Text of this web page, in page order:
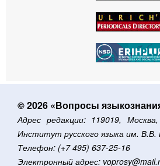
© 2026 «Вопросы
Адрес редакции: 119019,
Институт русского языка им. В.В.
Телефон: (+7 495) 637-25-16
Электронный адрес: